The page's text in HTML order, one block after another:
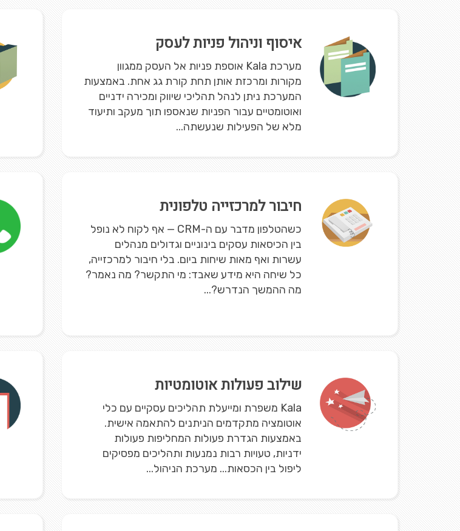
איסוף וניהול פניות לעסק
מערכת Kala אוספת פניות אל העסק ממגוון
מקורות ומרכזת אותן תחת קורת גג אחת. באמצעות
המערכת ניתן לנהל תהליכי שיווק ומכירה ידניים
ואוטומטיים עבור הפניות שנאספו תוך מעקב ותיעוד
מלא של הפעילות שנעשתה...
חיבור למרכזייה טלפונית
כשהטלפון מדבר עם ה-CRM — אף לקוח לא נופל
בין הכיסאות עסקים בינוניים וגדולים מנהלים
עשרות ואף מאות שיחות ביום. בלי חיבור למרכזייה,
כל שיחה היא מידע שאבד: מי התקשר? מה נאמר?
מה ההמשך הנדרש?...
שילוב פעולות אוטומטיות
Kala משפרת ומייעלת תהליכים עסקיים עם כלי
אוטומציה מתקדמים הניתנים להתאמה אישית.
באמצעות הגדרת פעולות המחליפות פעולות
ידניות, טעויות רבות נמנעות ותהליכים מפסיקים
ליפול בין הכסאות... מערכת הניהול...